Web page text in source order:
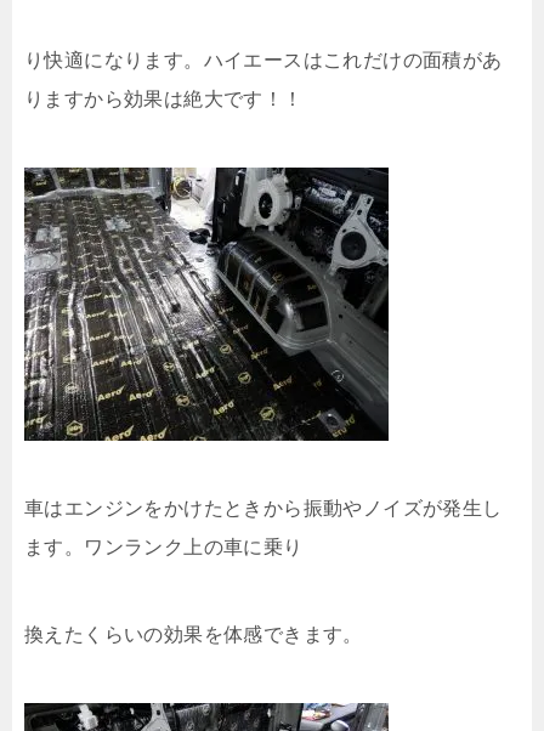
り快適になります。ハイエースはこれだけの面積があ
りますから効果は絶大です！！
車はエンジンをかけたときから振動やノイズが発生し
ます。ワンランク上の車に乗り
換えたくらいの効果を体感できます。